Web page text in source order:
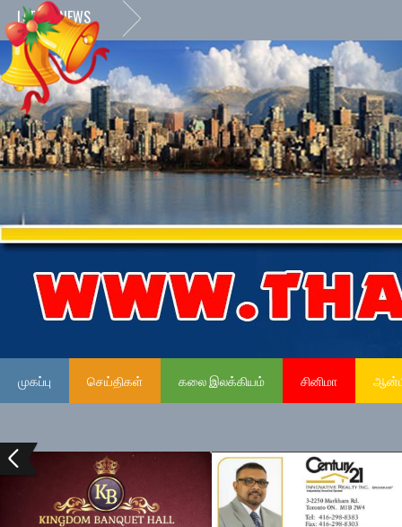
LATEST NEWS
முகப்பு செய்திகள் கலை இலக்கியம் சினிமா